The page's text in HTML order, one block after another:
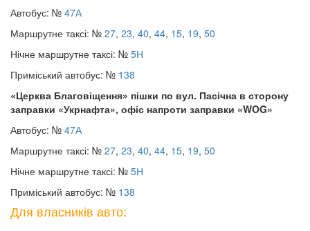
Автобус: № 47А
Маршрутне таксі: № 27, 23, 40, 44, 15, 19, 50
Нічне маршрутне таксі: № 5Н
Приміський автобус: № 138
«Церква Благовіщення» пішки по вул. Пасічна в сторону
заправки «Укрнафта», офіс напроти заправки «WOG»
Автобус: № 47А
Маршрутне таксі: № 27, 23, 40, 44, 15, 19, 50
Нічне маршрутне таксі: № 5Н
Приміський автобус: № 138
Для власників авто: